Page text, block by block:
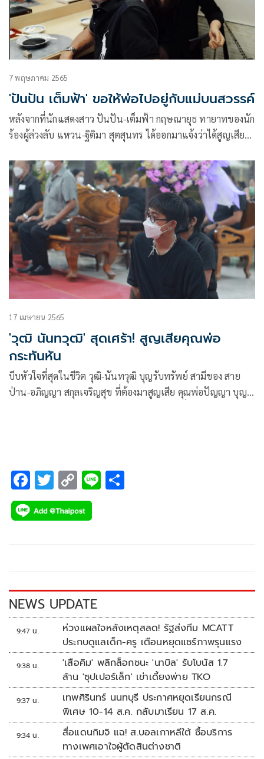
7 พฤษภาคม 2565
'ปันปัน เต็มฟ้า' ขอให้พ่อไปอยู่กับแม่บนสวรรค์
หลังจากที่นักแสดงสาว ปันปัน-เต็มฟ้า กฤษณายุธ ทายาทของนัก
ร้องผู้ล่วงลับ แหวน-ฐิติมา สุตสุนทร ได้ออกมาแจ้งว่าได้สูญเสีย
ไปอย่างกะทันหัน โดยคุณหมอวินิจฉัยว่าเป็นเพราะโรคหัวใจ ที่
เจ้าตัวรักษาตัวมาเป็น 10 ปีแล้ว
17 เมษายน 2565
'วุฒิ นันทวุฒิ' สุดเศร้า! สูญเสียคุณพ่อ
กระทันหัน
บีบหัวใจที่สุดในชีวิต วุฒิ-นันทวุฒิ บุญรับทรัพย์ สามีของ สาย
ป่าน-อภิญญา สกุลเจริญสุข ที่ต้องมาสูญเสีย คุณพ่อปัญญา บุญ
F
ac
e
k
T
wi
tt
C
o
p
k
Li
NEWS UPDATE
9:47 น.
ห่วงแผลใจหลังเหตุสลด! รัฐส่งทีม MCATT
ประกบดูแลเด็ก-ครู เตือนหยุดแชร์ภาพรุนแรง
9:38 น.
'เสือคิม' พลิกล็อกชนะ 'นาบิล' รับโบนัส 1.7
ล้าน 'ซุปเปอร์เล็ก' เข่าเดี้ยงพ่าย TKO
9:37 น.
เทพศิรินทร์ นนทบุรี ประกาศหยุดเรียนกรณี
พิเศษ 10-14 ส.ค. กลับมาเรียน 17 ส.ค.
9:34 น.
สื่อแดนกิมจิ แฉ! ส.บอลเกาหลีใต้ ซื้อบริการ
ทางเพศเอาใจผู้ตัดสินต่างชาติ